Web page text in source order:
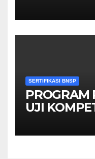
SERTIFIKASI BNSP
PROGRAM
UJI
JAUH